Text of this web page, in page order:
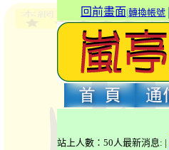
回前畫面|轉換帳號
站上人數：50人最新消息: |